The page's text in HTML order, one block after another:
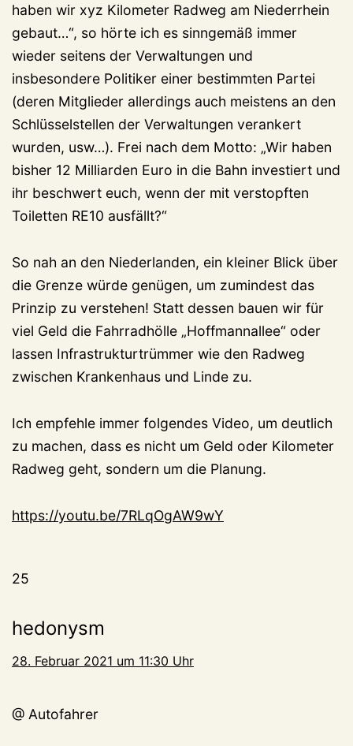
haben wir xyz Kilometer Radweg am Niederrhein
gebaut…“, so hörte ich es sinngemäß immer
wieder seitens der Verwaltungen und
insbesondere Politiker einer bestimmten Partei
(deren Mitglieder allerdings auch meistens an den
Schlüsselstellen der Verwaltungen verankert
wurden, usw…). Frei nach dem Motto: „Wir haben
bisher 12 Milliarden Euro in die Bahn investiert und
ihr beschwert euch, wenn der mit verstopften
Toiletten RE10 ausfällt?“
So nah an den Niederlanden, ein kleiner Blick über
die Grenze würde genügen, um zumindest das
Prinzip zu verstehen! Statt dessen bauen wir für
viel Geld die Fahrradhölle „Hoffmannallee“ oder
lassen Infrastrukturtrümmer wie den Radweg
zwischen Krankenhaus und Linde zu.
Ich empfehle immer folgendes Video, um deutlich
zu machen, dass es nicht um Geld oder Kilometer
Radweg geht, sondern um die Planung.
https://youtu.be/7RLqOgAW9wY
25
hedonysm
28. Februar 2021 um 11:30 Uhr
@ Autofahrer